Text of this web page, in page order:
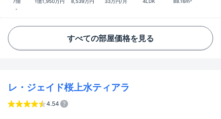
-
すべての部屋価格を見る
レ・ジェイド桜上水ティアラ
4.54